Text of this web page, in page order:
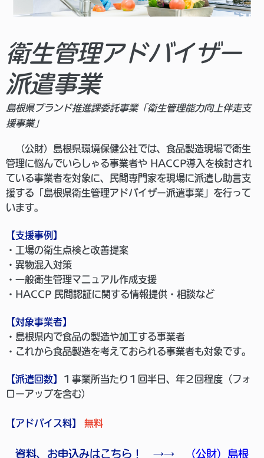
衛生管理アドバイザー
派遣事業
島根県ブランド推進課委託事業「衛生管理能力向上伴走支
援事業」
（公財）島根県環境保健公社では、食品製造現場で衛生
管理に悩んでいらしゃる事業者や HACCP導入を検討され
ている事業者を対象に、民間専門家を現場に派遣し助言支
援する「島根県衛生管理アドバイザー派遣事業」を行って
います。
【支援事例】
・工場の衛生点検と改善提案
・異物混入対策
・一般衛生管理マニュアル作成支援
・HACCP 民間認証に関する情報提供・相談など
【対象事業者】
・島根県内で食品の製造や加工する事業者
・これから食品製造を考えておられる事業者も対象です。
【派遣回数】
１事業所当たり１回半日、年２回程度（フォ
ローアップを含む）
【アドバイス料】 無料
資料、お申込みはこちら！ →→ （公財）島根